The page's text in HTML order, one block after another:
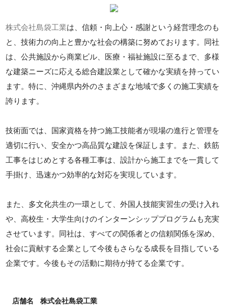
株式会社島袋工業は、信頼・向上心・感謝という経営理念のも
と、技術力の向上と豊かな社会の構築に努めております。同社
は、公共施設から商業ビル、医療・福祉施設に至るまで、多様
な建築ニーズに応える総合建設業として確かな実績を持ってい
ます。特に、沖縄県内外のさまざまな地域で多くの施工実績を
誇ります。
技術面では、国家資格を持つ施工技能者が現場の進行と管理を
適切に行い、安全かつ高品質な建設を保証します。また、鉄筋
工事をはじめとする各種工事は、設計から施工までを一貫して
手掛け、迅速かつ効率的な対応を実現しています。
また、多文化共生の一環として、外国人技能実習生の受け入れ
や、高校生・大学生向けのインターンシッププログラムも充実
させています。同社は、すべての関係者との信頼関係を深め、
社会に貢献する企業として今後もさらなる成長を目指している
企業です。今後もその活動に期待が持てる企業です。
店舗名 株式会社島袋工業